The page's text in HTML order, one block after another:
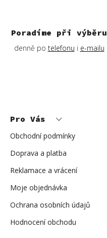
Poradíme při výběru
denně po telefonu i e-mailu
Pro Vás
Obchodní podmínky
Doprava a platba
Reklamace a vrácení
Moje objednávka
Ochrana osobních údajů
Hodnocení obchodu